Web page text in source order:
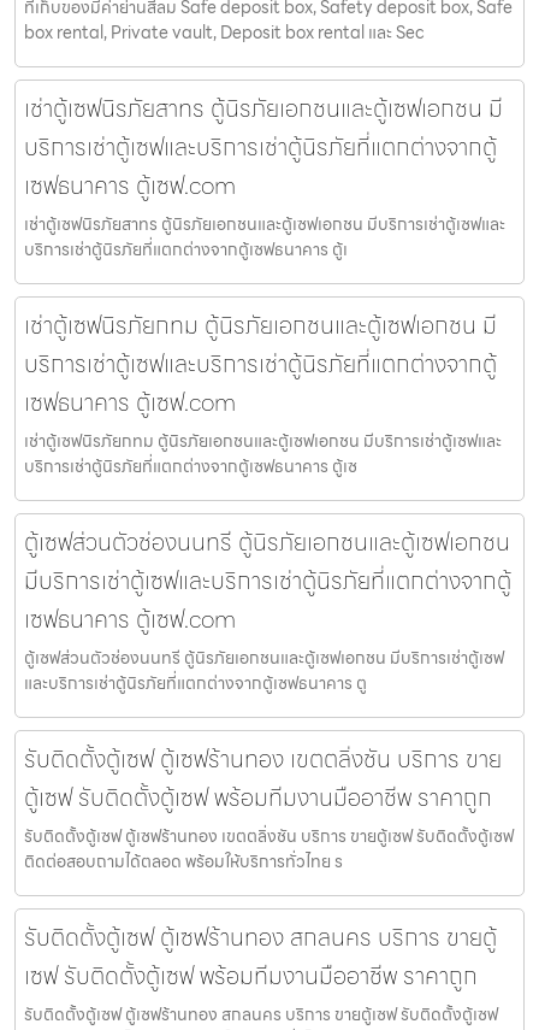
ที่เก็บของมีค่าย่านสีลม Safe deposit box, Safety deposit box, Safe
box rental, Private vault, Deposit box rental และ Sec
เช่าตู้เซฟนิรภัยสาทร ตู้นิรภัยเอกชนและตู้เซฟเอกชน มี
บริการเช่าตู้เซฟและบริการเช่าตู้นิรภัยที่แตกต่างจากตู้
เซฟธนาคาร ตู้เซฟ.com
เช่าตู้เซฟนิรภัยสาทร ตู้นิรภัยเอกชนและตู้เซฟเอกชน มีบริการเช่าตู้เซฟและ
บริการเช่าตู้นิรภัยที่แตกต่างจากตู้เซฟธนาคาร ตู้เ
เช่าตู้เซฟนิรภัยกทม ตู้นิรภัยเอกชนและตู้เซฟเอกชน มี
บริการเช่าตู้เซฟและบริการเช่าตู้นิรภัยที่แตกต่างจากตู้
เซฟธนาคาร ตู้เซฟ.com
เช่าตู้เซฟนิรภัยกทม ตู้นิรภัยเอกชนและตู้เซฟเอกชน มีบริการเช่าตู้เซฟและ
บริการเช่าตู้นิรภัยที่แตกต่างจากตู้เซฟธนาคาร ตู้เซ
ตู้เซฟส่วนตัวช่องนนทรี ตู้นิรภัยเอกชนและตู้เซฟเอกชน
มีบริการเช่าตู้เซฟและบริการเช่าตู้นิรภัยที่แตกต่างจากตู้
เซฟธนาคาร ตู้เซฟ.com
ตู้เซฟส่วนตัวช่องนนทรี ตู้นิรภัยเอกชนและตู้เซฟเอกชน มีบริการเช่าตู้เซฟ
และบริการเช่าตู้นิรภัยที่แตกต่างจากตู้เซฟธนาคาร ตู
รับติดตั้งตู้เซฟ ตู้เซฟร้านทอง เขตตลิ่งชัน บริการ ขาย
ตู้เซฟ รับติดตั้งตู้เซฟ พร้อมทีมงานมืออาชีพ ราคาถูก
รับติดตั้งตู้เซฟ ตู้เซฟร้านทอง เขตตลิ่งชัน บริการ ขายตู้เซฟ รับติดตั้งตู้เซฟ
ติดต่อสอบถามได้ตลอด พร้อมให้บริการทั่วไทย ร
รับติดตั้งตู้เซฟ ตู้เซฟร้านทอง สกลนคร บริการ ขายตู้
เซฟ รับติดตั้งตู้เซฟ พร้อมทีมงานมืออาชีพ ราคาถูก
รับติดตั้งตู้เซฟ ตู้เซฟร้านทอง สกลนคร บริการ ขายตู้เซฟ รับติดตั้งตู้เซฟ